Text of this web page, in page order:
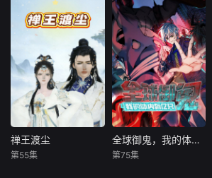
路。两人一边
星期二 10点更1 星
期六 10点更1这一
日，林枫正在林府
凝聚武魂，不想，
他才刚将剑武魂修
炼成雏形，未婚妻
姬漫夭就趁机夺走
了他的武魂，还导
致其差点吐血身
亡。与此同时，林
十万年前，天岚宗
叱咤修真界，宗内
弟子皆是天骄，所
向披靡。唯独开山
弟子徐阳一直是炼
气期，为突破修为
早日飞升，徐阳闭
关万年。谁知出关
时，修真界已经没
落，天岚宗也只剩
三五弟子，眼见就
禅王渡尘
禅王渡尘
第55集
全球御鬼，我的体内有亿只鬼动态漫画 全球御鬼，我的体内有亿只鬼动态漫画
第75集